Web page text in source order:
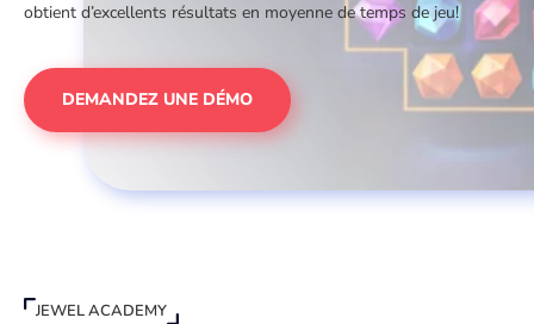
obtient d’excellents résultats en moyenne de temps de jeu!
DEMANDEZ UNE DÉMO
JEWEL ACADEMY